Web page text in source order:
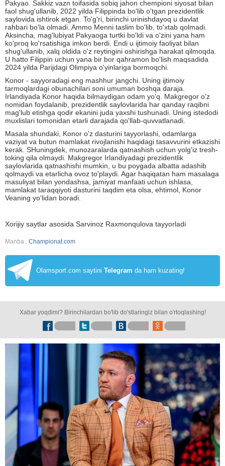
Pakyao. Sakkiz vazn toifasida sobiq jahon chempioni siyosat bilan
faol shug'ullanib, 2022 yilda Filippinda bo'lib o'tgan prezidentlik
saylovida ishtirok etgan. To'g'ri, birinchi urinishdayoq u davlat
rahbari bo'la olmadi. Ammo Menni taslim bo'lib, to'xtab qolmadi.
Aksincha, mag'lubiyat Pakyaoga turtki bo'ldi va o'zini yana ham
ko'proq ko'rsatishiga imkon berdi. Endi u ijtimoiy faoliyat bilan
shug'ullanib, xalq oldida o'z reytingini oshirishga harakat qilmoqda.
U hatto Filippin uchun yana bir bor qahramon bo'lish maqsadida
2024 yilda Parijdagi Olimpiya o'yinlariga bormoqchi.
Konor - sayyoradagi eng mashhur jangchi. Uning ijtimoiy
tarmoqlardagi obunachilari soni umuman boshqa daraja.
Irlandiyada Konor haqida bilmaydigan odam yo'q. Makgregor o'z
nomidan foydalanib, prezidentlik saylovlarida har qanday raqibni
mag'lub etishga qodir ekanini juda yaxshi tushunadi. Uning istedodi
muxlislari tomonidan etarli darajada qo'llab-quvvatlanadi.
Masala shundaki, Konor o'z dasturini tayyorlashi, odamlarga
vaziyat va butun mamlakat rivojlanishi haqidagi tasavvurini etkazishi
kerak. SHuningdek, munozaralarda qatnashish uchun yolg'iz tresh-
toking qila olmaydi. Makgregor Irlandiyadagi prezidentlik
saylovlarida qatnashishi mumkin, u bu poygada albatta adashib
qolmaydi va etarlicha ovoz to'playdi. Agar haqiqatan ham masalaga
masuliyat bilan yondashsa, jamiyat manfaati uchun ishlasa,
mamlakat taraqqiyoti dasturini taqdim eta olsa, ehtimol, Konor
Veaning yo'lidan boradi.
Xorijiy saytlar asosida Sarvinoz Raxmonqulova tayyorladi
Manba : Championat.com
Olamsport.com saytini Telegram da ham kuzating!
Xabar yoqdimi? Birinchilardan bo'lib do'stlaringiz bilan o'rtoqlashing!